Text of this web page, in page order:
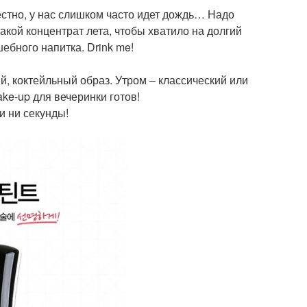
у нас слишком часто идет дождь… Надо
концентрат лета, чтобы хватило на долгий
напитка. Drink me!
образ. Утром – классический или
up для вечеринки готов!
ни секунды!